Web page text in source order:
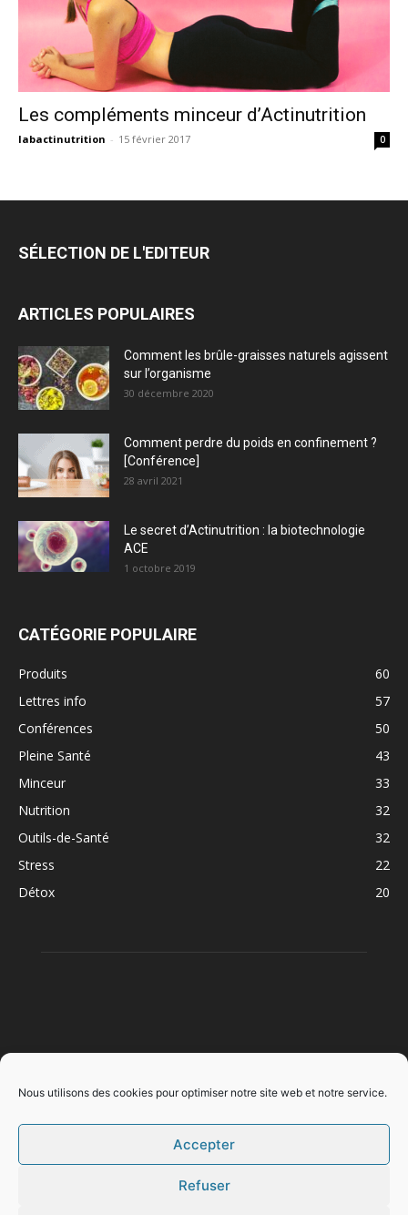
Nous utilisons des cookies pour optimiser notre site web et notre service.
Accepter
Refuser
Les compléments minceur d’Actinutrition
labactinutrition - 15 février 2017 0
SÉLECTION DE L'EDITEUR
ARTICLES POPULAIRES
Comment les brûle-graisses naturels agissent
sur l’organisme
30 décembre 2020
Comment perdre du poids en confinement ?
[Conférence]
28 avril 2021
Le secret d’Actinutrition : la biotechnologie
ACE
1 octobre 2019
CATÉGORIE POPULAIRE
Produits
60
Lettres info
57
Conférences
50
Pleine Santé
43
Minceur
33
Nutrition
32
Outils-de-Santé
32
Stress
22
Détox
20
SUIVEZ NOUS